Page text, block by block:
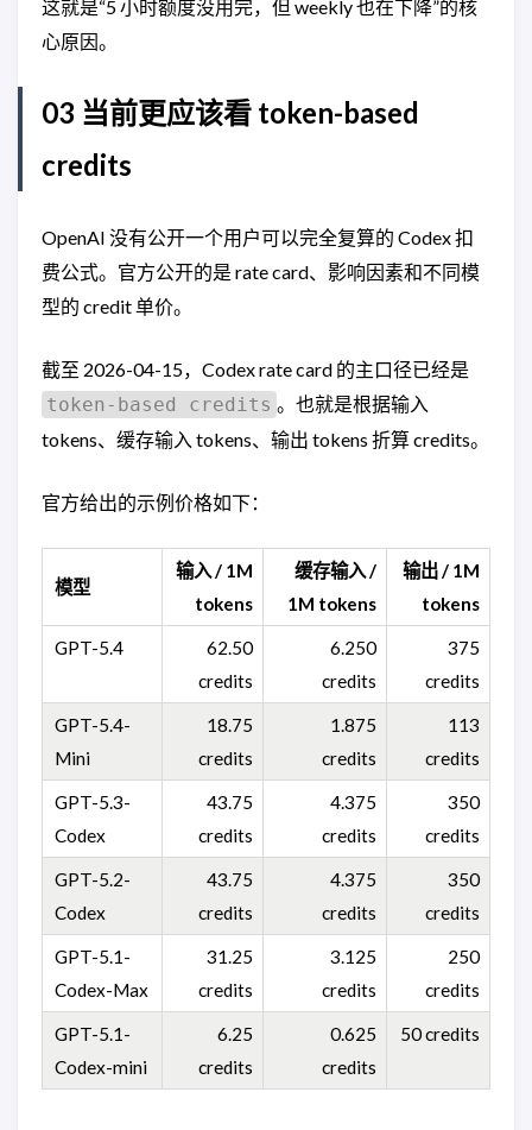
这就是“5 小时额度没用完，但 weekly 也在下降”的核
心原因。
03 当前更应该看 token-based
credits
OpenAI 没有公开一个用户可以完全复算的 Codex 扣
费公式。官方公开的是 rate card、影响因素和不同模
型的 credit 单价。
截至 2026-04-15，Codex rate card 的主口径已经是
token-based credits 。也就是根据输入
tokens、缓存输入 tokens、输出 tokens 折算 credits。
官方给出的示例价格如下：
模型
输入 / 1M
tokens
缓存输入 /
1M tokens
输出 / 1M
tokens
GPT-5.4
62.50
credits
6.250
credits
375
credits
GPT-5.4-
Mini
18.75
credits
1.875
credits
113
credits
GPT-5.3-
Codex
43.75
credits
4.375
credits
350
credits
GPT-5.2-
Codex
43.75
credits
4.375
credits
350
credits
GPT-5.1-
Codex-Max
31.25
credits
3.125
credits
250
credits
GPT-5.1-
Codex-mini
6.25
credits
0.625
credits
50 credits